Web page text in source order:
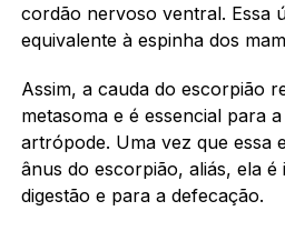
cordão nervoso ventral. Essa
equivalente à espinha dos
Assim, a cauda do escorpião
metasoma e é essencial para
artrópode. Uma vez que essa
ânus do escorpião, aliás, ela
digestão e para a defecação.